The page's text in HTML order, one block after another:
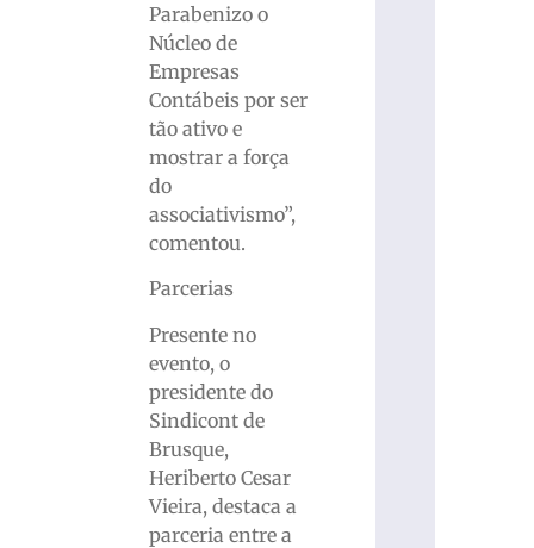
Parabenizo o
Núcleo de
Empresas
Contábeis por ser
tão ativo e
mostrar a força
do
associativismo”,
comentou.
Parcerias
Presente no
evento, o
presidente do
Sindicont de
Brusque,
Heriberto Cesar
Vieira, destaca a
parceria entre a